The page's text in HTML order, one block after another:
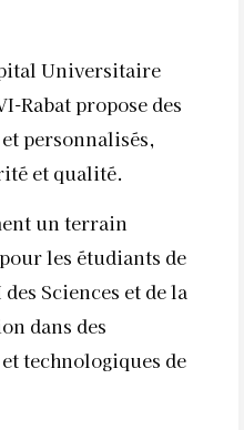
Universitaire
Rabat propose des
personnalisés,
et qualité.
un terrain
les étudiants de
Sciences et de la
dans des
technologiques de